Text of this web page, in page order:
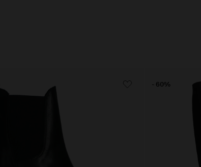
- 60%